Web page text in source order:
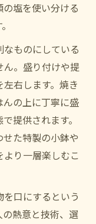
塩を使い分ける
ものにしている
。盛り付けや提
右します。焼き
の上に丁寧に盛
提供されます。
た特製の小鉢や
り一層楽しむこ
口にするという
熱意と技術、選